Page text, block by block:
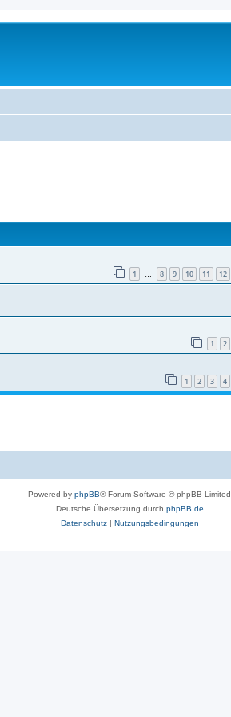
1 … 8 9 10 11 12
1 2
1 2 3 4
Powered by phpBB® Forum Software © phpBB Limited
Deutsche Übersetzung durch phpBB.de
Datenschutz| Nutzungsbedingungen